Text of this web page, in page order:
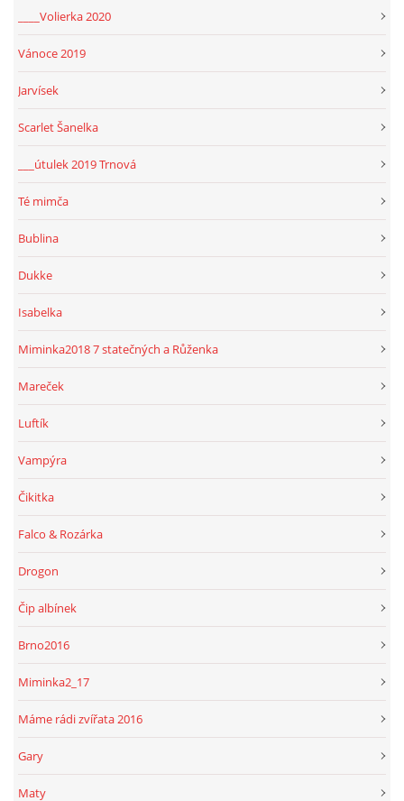
____Volierka 2020
Vánoce 2019
Jarvísek
Scarlet Šanelka
___útulek 2019 Trnová
Té mimča
Bublina
Dukke
Isabelka
Miminka2018 7 statečných a Růženka
Mareček
Luftík
Vampýra
Čikitka
Falco & Rozárka
Drogon
Čip albínek
Brno2016
Miminka2_17
Máme rádi zvířata 2016
Gary
Maty